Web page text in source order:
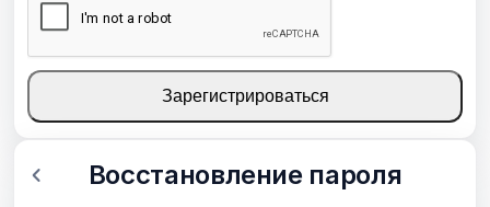
Зарегистрироваться
Восстановление пароля